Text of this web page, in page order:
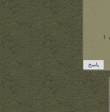
پادکست بکار رفته بگید حدود دقیقه ۳۰ بودش. این آهنگ رو در انتهای مستند رو در رو با شیطان ۱
پاسخ